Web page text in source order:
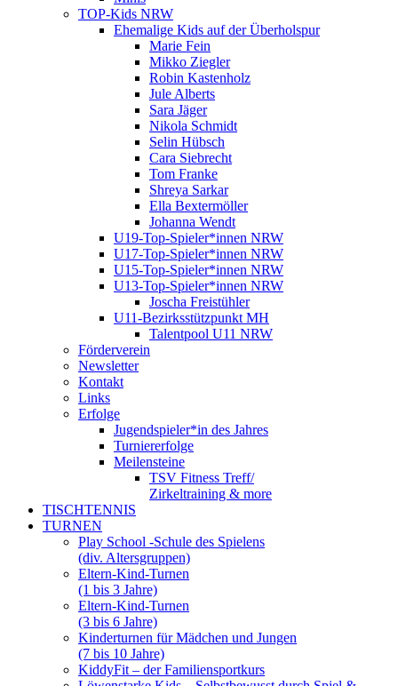
TOP-Kids NRW
Ehemalige Kids auf der Überholspur
Marie Fein
Mikko Ziegler
Robin Kastenholz
Jule Alberts
Sara Jäger
Nikola Schmidt
Selin Hübsch
Cara Siebrecht
Tom Franke
Shreya Sarkar
Ella Bextermöller
Johanna Wendt
U19-Top-Spieler*innen NRW
U17-Top-Spieler*innen NRW
U15-Top-Spieler*innen NRW
U13-Top-Spieler*innen NRW
Joscha Freistühler
U11-Bezirksstützpunkt MH
Talentpool U11 NRW
Förderverein
Newsletter
Kontakt
Links
Erfolge
Jugendspieler*in des Jahres
Turniererfolge
Meilensteine
TSV Fitness Treff/
Zirkeltraining & more
TISCHTENNIS
TURNEN
Play School -Schule des Spielens
(div. Altersgruppen)
Eltern-Kind-Turnen
(1 bis 3 Jahre)
Eltern-Kind-Turnen
(3 bis 6 Jahre)
Kinderturnen für Mädchen und Jungen
(7 bis 10 Jahre)
KiddyFit – der Familiensportkurs